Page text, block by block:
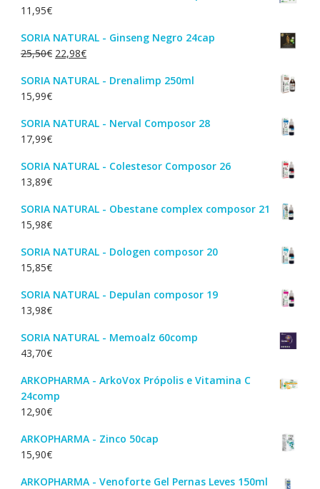
11,95€
SORIA NATURAL - Ginseng Negro 24cap
25,50€ O
original
22,98€O
atual
SORIA NATURAL - Drenalimp 250ml
15,99€
SORIA NATURAL - Nerval Composor 28
17,99€
SORIA NATURAL - Colestesor Composor 26
13,89€
SORIA NATURAL - Obestane complex composor 21
15,98€
SORIA NATURAL - Dologen composor 20
15,85€
SORIA NATURAL - Depulan composor 19
13,98€
SORIA NATURAL - Memoalz 60comp
43,70€
ARKOPHARMA - ArkoVox Própolis e Vitamina C
24comp
12,90€
ARKOPHARMA - Zinco 50cap
15,90€
ARKOPHARMA - Venoforte Gel Pernas Leves 150ml